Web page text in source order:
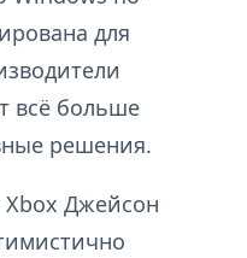
для
всё больше
решения.
Джейсон